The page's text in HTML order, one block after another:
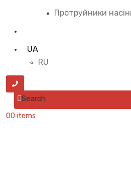
Протруйники
UA
RU
Search
00 items